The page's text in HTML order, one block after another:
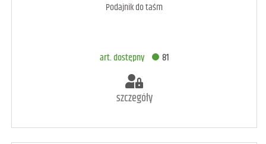
Podajnik do taśm
art. dostępny 81
szczegóły